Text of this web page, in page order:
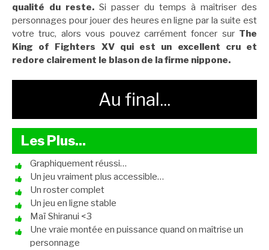
qualité du reste. Si passer du temps à maîtriser des
personnages pour jouer des heures en ligne par la suite est
votre truc, alors vous pouvez carrément foncer sur The
King of Fighters XV qui est un excellent cru et
redore clairement le blason de la firme nippone.
Au final...
Les Plus...
Graphiquement réussi…
Un jeu vraiment plus accessible…
Un roster complet
Un jeu en ligne stable
Maï Shiranui <3
Une vraie montée en puissance quand on maîtrise un
personnage